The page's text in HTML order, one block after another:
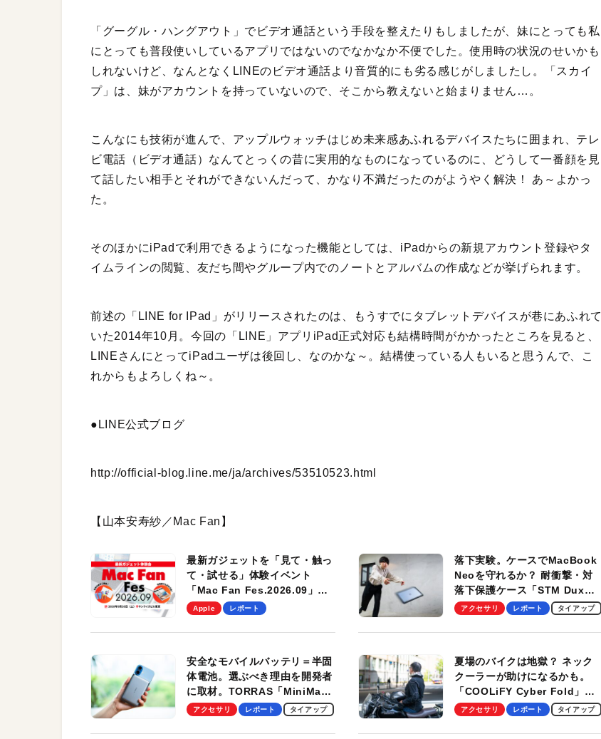
「グーグル・ハングアウト」でビデオ通話という手段を整えたりもしましたが、妹にとっても私
にとっても普段使いしているアプリではないのでなかなか不便でした。使用時の状況のせいかも
しれないけど、なんとなくLINEのビデオ通話より音質的にも劣る感じがしましたし。「スカイ
プ」は、妹がアカウントを持っていないので、そこから教えないと始まりません…。
こんなにも技術が進んで、アップルウォッチはじめ未来感あふれるデバイスたちに囲まれ、テレ
ビ電話（ビデオ通話）なんてとっくの昔に実用的なものになっているのに、どうして一番顔を見
て話したい相手とそれができないんだって、かなり不満だったのがようやく解決！ あ～よかっ
た。
そのほかにiPadで利用できるようになった機能としては、iPadからの新規アカウント登録やタ
イムラインの閲覧、友だち間やグループ内でのノートとアルバムの作成などが挙げられます。
前述の「LINE for IPad」がリリースされたのは、もうすでにタブレットデバイスが巷にあふれて
いた2014年10月。今回の「LINE」アプリiPad正式対応も結構時間がかかったところを見ると、
LINEさんにとってiPadユーザは後回し、なのかな～。結構使っている人もいると思うんで、こ
れからもよろしくね～。
●LINE公式ブログ
http://official-blog.line.me/ja/archives/53510523.html
【山本安寿紗／Mac Fan】
最新ガジェットを「見て・触っ
て・試せる」体験イベント
「Mac Fan Fes.2026.09」
を、9月26日（土）に開催しま
Apple レポート
落下実験。ケースでMacBook
Neoを守れるか？ 耐衝撃・対
落下保護ケース「STM Dux
Ultra」を検証。学生、ビジネ
適！
アクセサリ レポート タイアップ
安全なモバイルバッテリ＝半固
体電池。選ぶべき理由を開発者
に取材。TORRAS「MiniMag
Pro」の実機レビューも
アクセサリ レポート タイアップ
夏場のバイクは地獄？ ネック
クーラーが助けになるかも。
「COOLiFY Cyber Fold」レ
ビュー。冷却の速さ、密着する
性がグッド！
アクセサリ レポート タイアップ